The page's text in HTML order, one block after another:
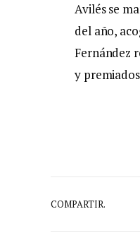
Avilés se
del año,
Fernández
y
COMPARTIR.